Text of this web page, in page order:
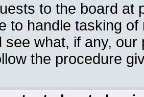
to the board at
to handle tasking
see what, if any,
the procedure